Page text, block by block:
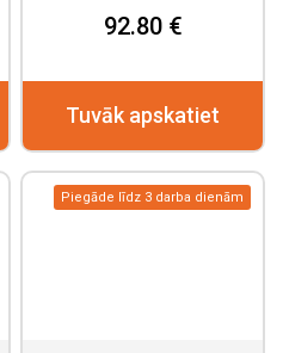
92.80 €
Tuvāk apskatiet
Piegāde līdz 3 darba dienām